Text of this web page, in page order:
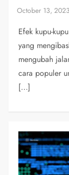
Efek kupu-
yang
mengubah
cara populer
[…]